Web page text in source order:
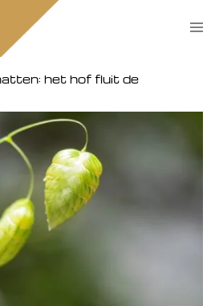
het hof fluit de